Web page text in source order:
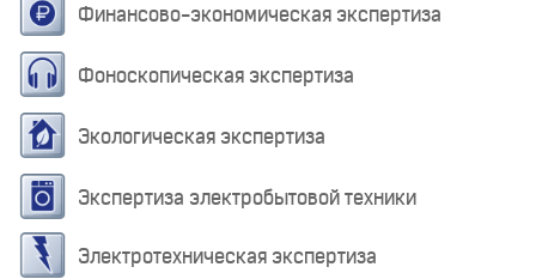
Финансово-экономическая экспертиза
Фоноскопическая экспертиза
Экологическая экспертиза
Экспертиза электробытовой техники
Электротехническая экспертиза